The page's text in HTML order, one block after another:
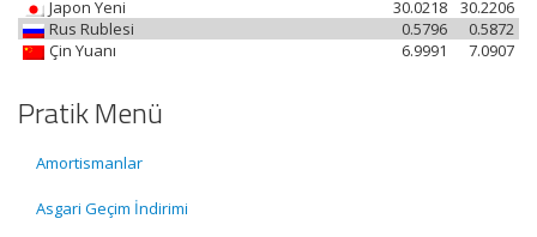
Japon Yeni
30.2206
30.0218
Rus Rublesi
0.5872
0.5796
Çin Yuanı
7.0907
6.9991
Pratik Menü
Amortismanlar
Asgari Geçim İndirimi